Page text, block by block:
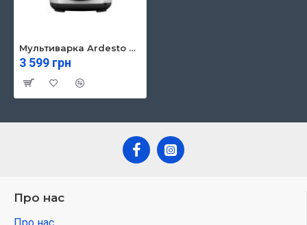
Мультиварка Ardesto MPC-P225
3 599 грн
Про нас